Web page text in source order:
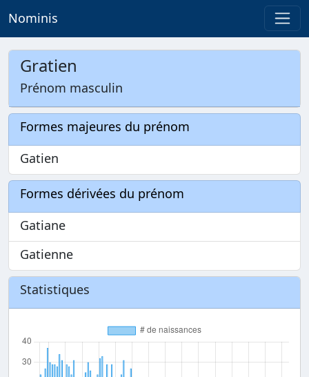
Nominis
Gratien
Prénom masculin
Formes majeures du prénom
Gatien
Formes dérivées du prénom
Gatiane
Gatienne
Statistiques